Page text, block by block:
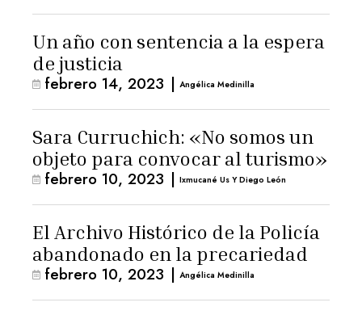
Un año con sentencia a la espera
de justicia
febrero 14, 2023 | Angélica Medinilla
Sara Curruchich: «No somos un
objeto para convocar al turismo»
febrero 10, 2023 | Ixmucané Us Y Diego León
El Archivo Histórico de la Policía
abandonado en la precariedad
febrero 10, 2023 | Angélica Medinilla